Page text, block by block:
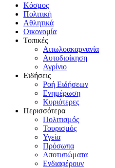
Κόσμος
Πολιτική
Αθλητικά
Οικονομία
Τοπικές
Αιτωλοακαρνανία
Αυτοδιοίκηση
Αγρίνιο
Ειδήσεις
Ροή Ειδήσεων
Ενημέρωση
Κυριότερες
Περισσότερα
Πολιτισμός
Τουρισμός
Υγεία
Πρόσωπα
Αποτυπώματα
Ενδιαφέρουν